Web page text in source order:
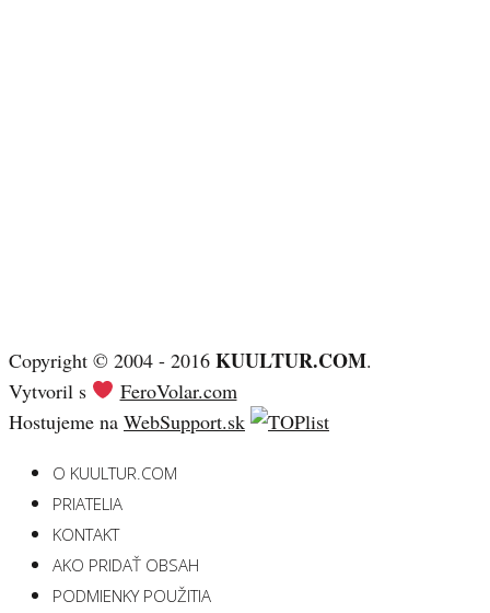
Copyright © 2004 - 2016 KUULTUR.COM.
Vytvoril s
FeroVolar.com
Hostujeme na WebSupport.sk
O KUULTUR.COM
PRIATELIA
KONTAKT
AKO PRIDAŤ OBSAH
PODMIENKY POUŽITIA